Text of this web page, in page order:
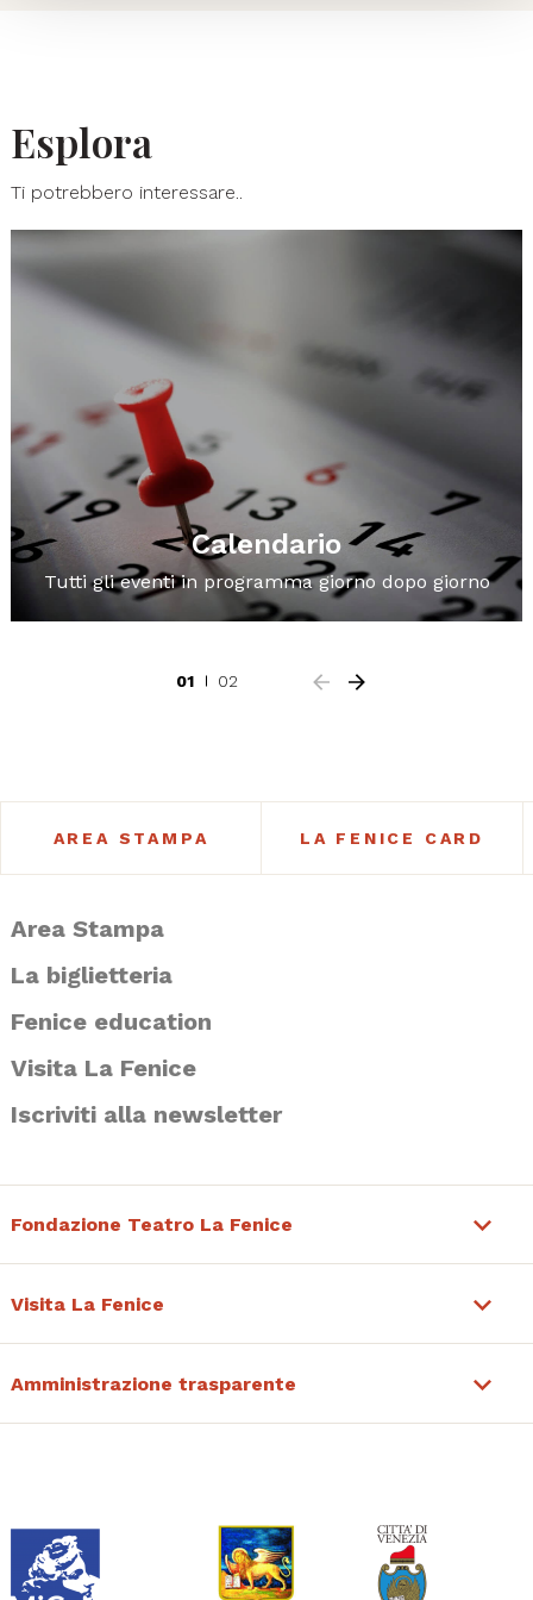
Esplora
Ti potrebbero interessare..
Calendario
Tutti gli eventi in programma giorno dopo giorno
01 02
AREA STAMPA LA FENICE CARD
Area Stampa
La biglietteria
Fenice education
Visita La Fenice
Iscriviti alla newsletter
Fondazione Teatro La Fenice
Visita La Fenice
Amministrazione trasparente